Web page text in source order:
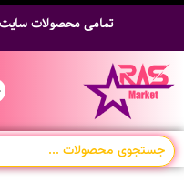
تمامی محصولات